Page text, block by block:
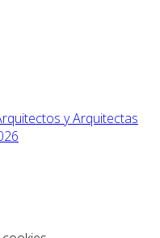
y Arquitectas